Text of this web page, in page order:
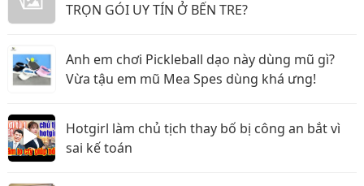
TRỌN GÓI UY TÍN Ở BẾN TRE?
Anh em chơi Pickleball dạo này dùng mũ gì?
Vừa tậu em mũ Mea Spes dùng khá ưng!
Hotgirl làm chủ tịch thay bố bị công an bắt vì
sai kế toán